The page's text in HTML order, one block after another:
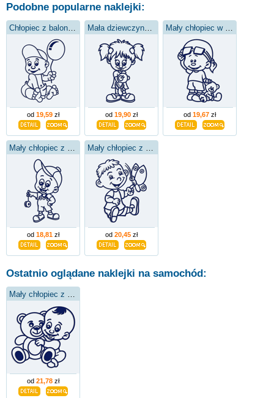
Podobne popularne naklejki:
od 19,59 zł od 19,90 zł od 19,67 zł
od 18,81 zł od 20,45 zł
Ostatnio oglądane naklejki na samochód:
od 21,78 zł